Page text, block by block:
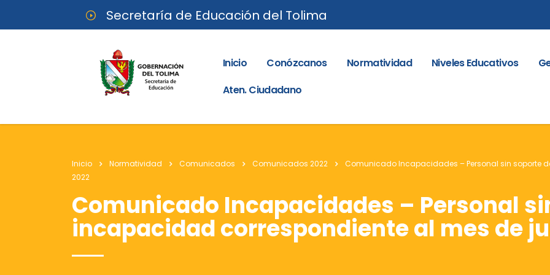
Secretaría de Educación del Tolima
Inicio Conózcanos Normatividad Niveles Educativos
Aten. Ciudadano
Inicio Normatividad Comunicados Comunicados 2022
Comunicado Incapacidades – Personal sin soporte
2022
Comunicado Incapacidades – Personal
incapacidad correspondiente al mes de